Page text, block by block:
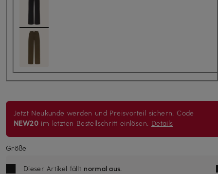
Jetzt Neukunde werden und Preisvorteil sichern. Code
NEW20 im letzten Bestellschritt einlösen. Details
Größe
Dieser Artikel fällt normal aus.